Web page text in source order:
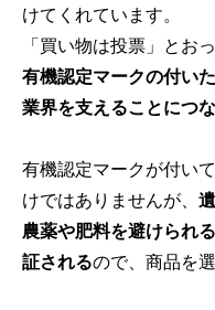
けてくれています。
「買い物は投票」とお
有機認定マークの付い
業界を支えることにつな
有機認定マークが付い
けではありませんが、
農薬や肥料を避けられ
証されるので、商品を